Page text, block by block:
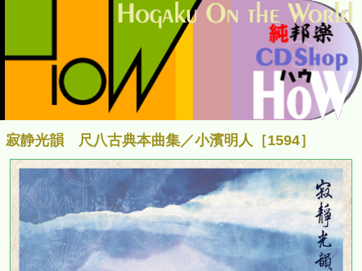
寂静光韻 尺八古典本曲集／小濱明人［1594］